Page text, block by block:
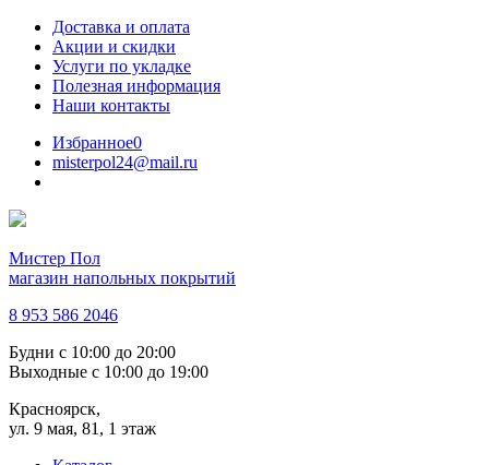
Доставка и оплата
Акции и скидки
Услуги по укладке
Полезная информация
Наши контакты
Избранное0
misterpol24@mail.ru
Мистер Пол
магазин напольных покрытий
8 953 586 2046
Будни с 10:00 до 20:00
Выходные с 10:00 до 19:00
Красноярск,
ул. 9 мая, 81, 1 этаж